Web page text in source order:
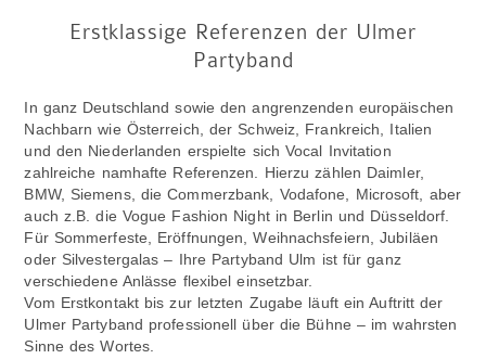
Erstklassige Referenzen der Ulmer
Partyband
In ganz Deutschland sowie den angrenzenden europäischen
Nachbarn wie Österreich, der Schweiz, Frankreich, Italien
und den Niederlanden erspielte sich Vocal Invitation
zahlreiche namhafte Referenzen. Hierzu zählen Daimler,
BMW, Siemens, die Commerzbank, Vodafone, Microsoft, aber
auch z.B. die Vogue Fashion Night in Berlin und Düsseldorf.
Für Sommerfeste, Eröffnungen, Weihnachsfeiern, Jubiläen
oder Silvestergalas – Ihre Partyband Ulm ist für ganz
verschiedene Anlässe flexibel einsetzbar.
Vom Erstkontakt bis zur letzten Zugabe läuft ein Auftritt der
Ulmer Partyband professionell über die Bühne – im wahrsten
Sinne des Wortes.